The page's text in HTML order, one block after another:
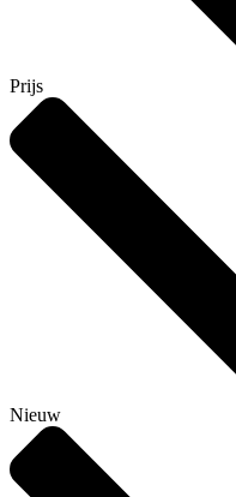
Prijs
Nieuw